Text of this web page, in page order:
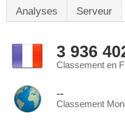
Analyses Serveur
3 936
Classement en
--
Classement